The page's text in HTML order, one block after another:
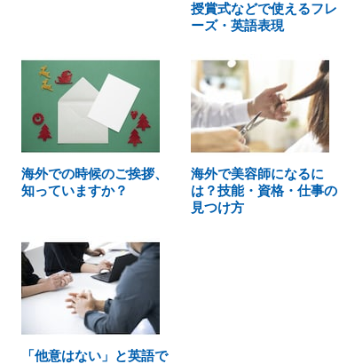
授賞式などで使えるフレ
ーズ・英語表現
海外での時候のご挨拶、
知っていますか？
海外で美容師になるに
は？技能・資格・仕事の
見つけ方
「他意はない」と英語で